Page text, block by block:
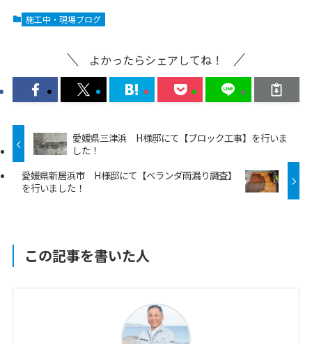
施工中・現場ブログ
よかったらシェアしてね！
愛媛県三津浜 H様邸にて【ブロック工事】を行いま
した！
愛媛県新居浜市 H様邸にて【ベランダ雨漏り調査】
を行いました！
この記事を書いた人